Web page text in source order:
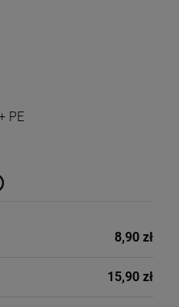
PE
kosztów płatności
8,90 zł
15,90 zł